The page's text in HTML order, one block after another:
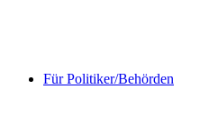
Für Politiker/Behörden